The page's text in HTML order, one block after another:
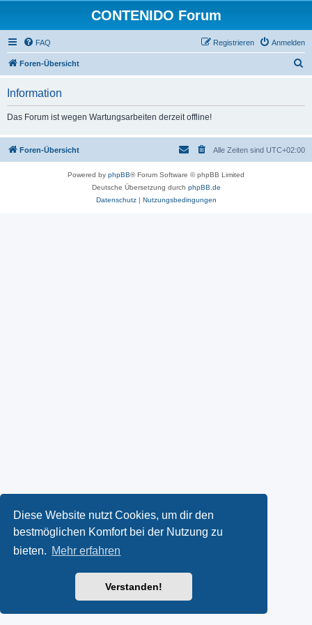
Diese Website nutzt Cookies, um dir den
bestmöglichen Komfort bei der Nutzung zu
bieten. Mehr erfahren
Verstanden!
CONTENIDO Forum
FAQ Anmelden
Registrieren
Foren-Übersicht
Information
Das Forum ist wegen Wartungsarbeiten derzeit offline!
Foren-Übersicht Alle Zeiten sind UTC+02:00
Powered by phpBB® Forum Software © phpBB Limited
Deutsche Übersetzung durch phpBB.de
Datenschutz| Nutzungsbedingungen